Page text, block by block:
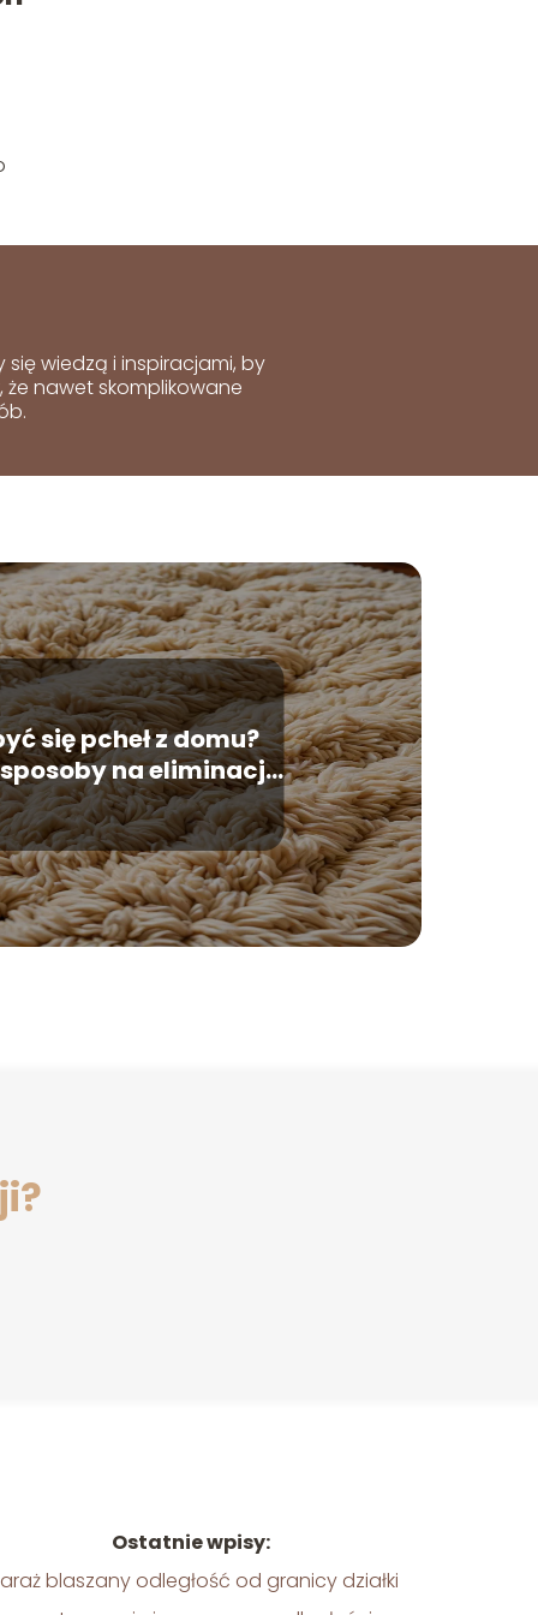
wiedzą i inspiracjami, by
nawet skomplikowane
się pcheł z domu?
na eliminację
pasożytów
Ostatnie wpisy:
blaszany odległość od granicy działki